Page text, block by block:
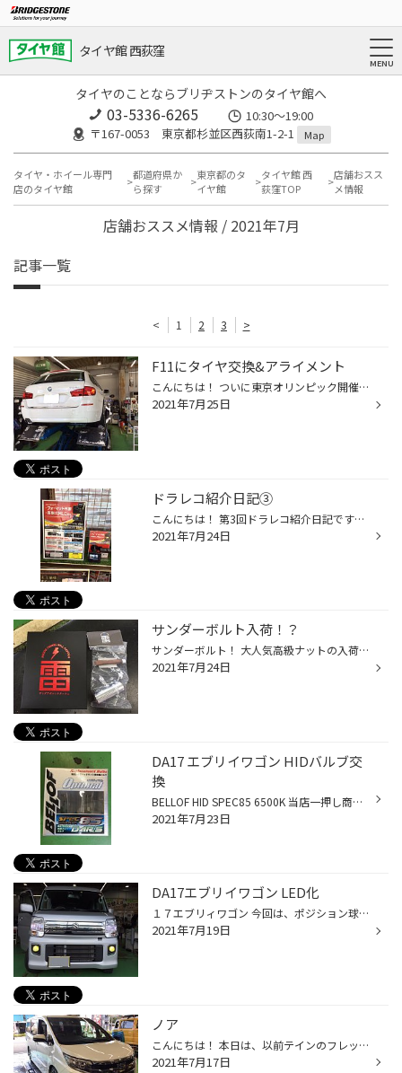
タイヤ館 西荻窪
タイヤのことならブリヂストンのタイヤ館へ
03-5336-6265
10:30～19:00
〒167-0053 東京都杉並区西荻南1-2-1
Map
タイヤ・ホイール専門
店のタイヤ館
都道府県か
ら探す
東京都のタ
イヤ館
タイヤ館 西
荻窪TOP
店舗おスス
メ情報
店舗おススメ情報 / 2021年7月
記事一覧
< 1 2 3 >
F11にタイヤ交換&アライメント
こんにちは！ ついに東京オリンピック開催しましたね☆ 個人的には開会式で披露された「動くピクトグラム」がとても印象的でした( ^ω^ ) さて、今回はBMW5シリーズ(F11)にタイヤ交換アライメントを行いましたので ご紹介いたします！ もともとはかれていたタイヤは劣化がひどく、溝も少なかったため...
2021年7月25日
ドラレコ紹介日記③
こんにちは！ 第3回ドラレコ紹介日記です！ 今回はSN-TW70dをご紹介します！ 前後2カメラになります！ フォーマット不要の高耐久MLC方式を採用しているSN-TW70dは、 スタンダードなドライブレコーダーになります！ お値段もさきにご紹介しましたドラレコに比べて控えめな価格設定です( ^ω^ ) しかし...
2021年7月24日
サンダーボルト入荷！？
サンダーボルト！ 大人気高級ナットの入荷です！！ チタニウムナットですよー 今回はポルシェ964のオーナー様から 注文頂きました！！ ポルシェ専用品⁉️ ナット形状 トルクス 14R ポルシェ純正ホイール対応品です！！ 通常モデルは6角なのですが、 メーカーに相談したら、なんと１台分 トルクスタイ...
2021年7月24日
DA17 エブリイワゴン HIDバルブ交
換
BELLOF HID SPEC85 6500K 当店一押し商品です(^^) 連日、カスタムが止まらないDA17を HIDバルブ交換です！ ポジション フォグ ときたら、LOWも！ってなりますよね(^^) バンパー脱着⁉️ ここまでやらないとヘッドライトを 外すことができません(･_･; やりなれれば簡単ですが、 電球交換としては バン...
2021年7月23日
DA17エブリイワゴン LED化
１７エブリィワゴン 今回は、ポジション球とフォグをLED化に(^^) さっそく交換後です！！ イエローフォグがイカしてます★ BELLOF プレシャスレイ T10 ６５００K 私はスペースの問題がない国産車は、 だいたいこの商品をオススメします(^^) 理由は2つ。 ①コスパが良い ②とても明るくキレイ BELLOF プ...
2021年7月19日
ノア
こんにちは！ 本日は、以前テインのフレックスZとクスコのタワーバーを ご購入いただきましたノアの車高調整の作業を行いましたのでご紹介いたします(*^^*) タイヤをはずして2人でごそごそ…。 お客様のご要望に合わせて車高を下げています！ そして減衰調整も行い、今まで以上に固くしております！ ...
2021年7月17日